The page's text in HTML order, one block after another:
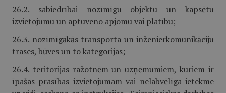
26.2. sabiedrībai nozīmīgu objektu un kapsētu
izvietojumu un aptuveno apjomu vai platību;
26.3. nozīmīgākās transporta un inženierkomunikāciju
trases, būves un to kategorijas;
26.4. teritorijas ražotnēm un uzņēmumiem, kuriem ir
īpašas prasības izvietojumam vai nelabvēlīga ietekme